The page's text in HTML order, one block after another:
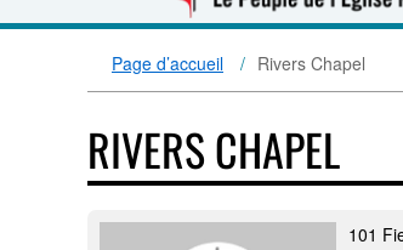
Page d’accueil Rivers Chapel
RIVERS CHAPEL
101